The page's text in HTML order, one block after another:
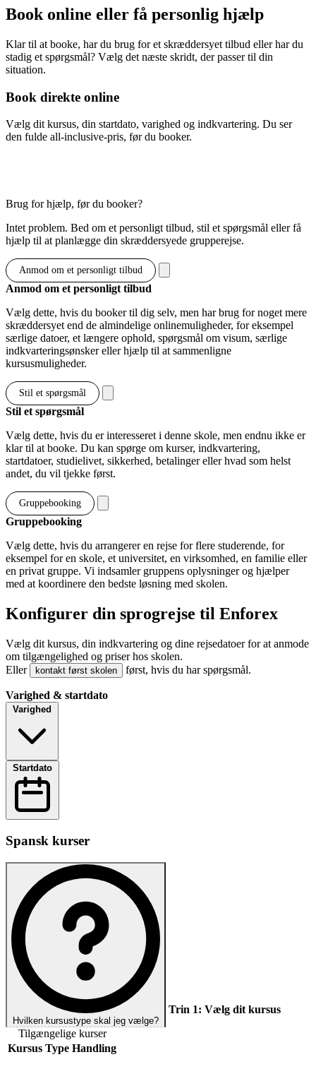
Book online eller få personlig hjælp
Klar til at booke, har du brug for et skræddersyet tilbud eller har du
stadig et spørgsmål? Vælg det næste skridt, der passer til din
situation.
Book direkte online
Vælg dit kursus, din startdato, varighed og indkvartering. Du ser
den fulde all-inclusive-pris, før du booker.
Brug for hjælp, før du booker?
Intet problem. Bed om et personligt tilbud, stil et spørgsmål eller få
hjælp til at planlægge din skræddersyede grupperejse.
Anmod om et personligt tilbud
Anmod om et personligt tilbud
Vælg dette, hvis du booker til dig selv, men har brug for noget mere
skræddersyet end de almindelige onlinemuligheder, for eksempel
særlige datoer, et længere ophold, spørgsmål om visum, særlige
indkvarteringsønsker eller hjælp til at sammenligne
kursusmuligheder.
Stil et spørgsmål
Stil et spørgsmål
Vælg dette, hvis du er interesseret i denne skole, men endnu ikke er
klar til at booke. Du kan spørge om kurser, indkvartering,
startdatoer, studielivet, sikkerhed, betalinger eller hvad som helst
andet, du vil tjekke først.
Gruppebooking
Gruppebooking
Vælg dette, hvis du arrangerer en rejse for flere studerende, for
eksempel for en skole, et universitet, en virksomhed, en familie eller
en privat gruppe. Vi indsamler gruppens oplysninger og hjælper
med at koordinere den bedste løsning med skolen.
Konfigurer din sprogrejse til Enforex
Vælg dit kursus, din indkvartering og dine rejsedatoer for at anmode
om tilgængelighed og priser hos skolen.
Eller
kontakt først skolen først, hvis du har spørgsmål.
Varighed & startdato
Varighed
Startdato
Spansk kurser
Hvilken kursustype skal jeg vælge?
Trin 1: Vælg dit kursus
Tilgængelige kurser
Kursus Type Handling